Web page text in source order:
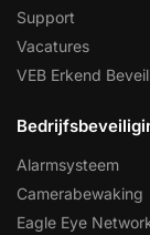
Support
Vacatures
VEB Erkend
Alarmsysteem
Camerabewaking
Eagle Eye